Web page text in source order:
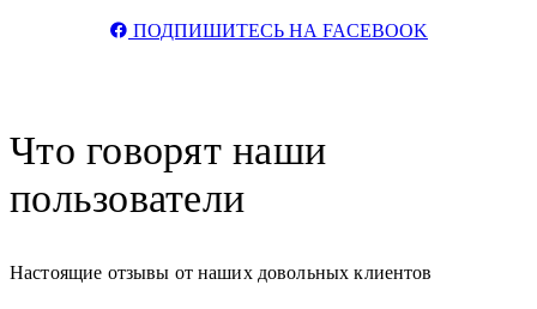
ПОДПИШИТЕСЬ НА FACEBOOK
Что говорят наши
пользователи
Настоящие отзывы от наших довольных клиентов